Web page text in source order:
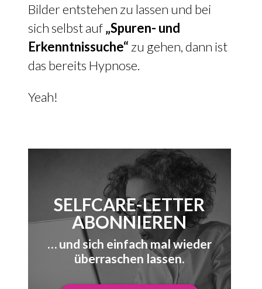
Bilder entstehen zu lassen und bei
sich selbst auf„Spuren- und
Erkenntnissuche“ zu gehen, dann ist
das bereits Hypnose.
Yeah!
SELFCARE-LETTER
ABONNIEREN
… und sich einfach mal wieder
überraschen lassen.